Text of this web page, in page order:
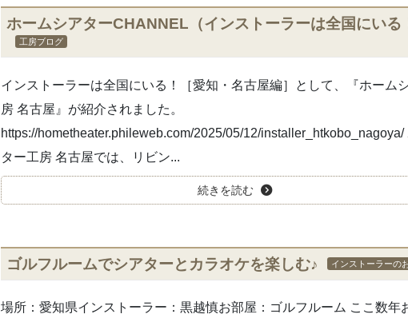
ホームシアターCHANNEL（インストーラーは全国にいる
工房ブログ
インストーラーは全国にいる！［愛知・名古屋編］として、『ホーム
房 名古屋』が紹介されました。
https://hometheater.phileweb.com/2025/05/12/installer_htkobo_nagoya/
ター工房 名古屋では、リビン...
続きを読む
ゴルフルームでシアターとカラオケを楽しむ♪ インストーラーの
場所：愛知県インストーラー：黒越慎お部屋：ゴルフルーム ここ数年